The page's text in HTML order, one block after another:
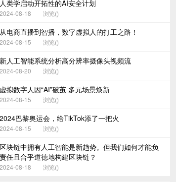
人类学启动开拓性的AI安全计划
2024-08-18 浏览()
从电商直播到智播，数字虚拟人的打工之路！
2024-08-15 浏览()
新人工智能系统分析高分辨率摄像头视频流
2024-08-20 浏览()
虚拟数字人因“AI”破茧 多元场景焕新
2024-08-15 浏览()
2024巴黎奥运会，给TikTok添了一把火
2024-08-15 浏览()
区块链中拥有人工智能是新趋势。但我们如何才能负
责任且合乎道德地构建区块链？
2024-08-18 浏览()